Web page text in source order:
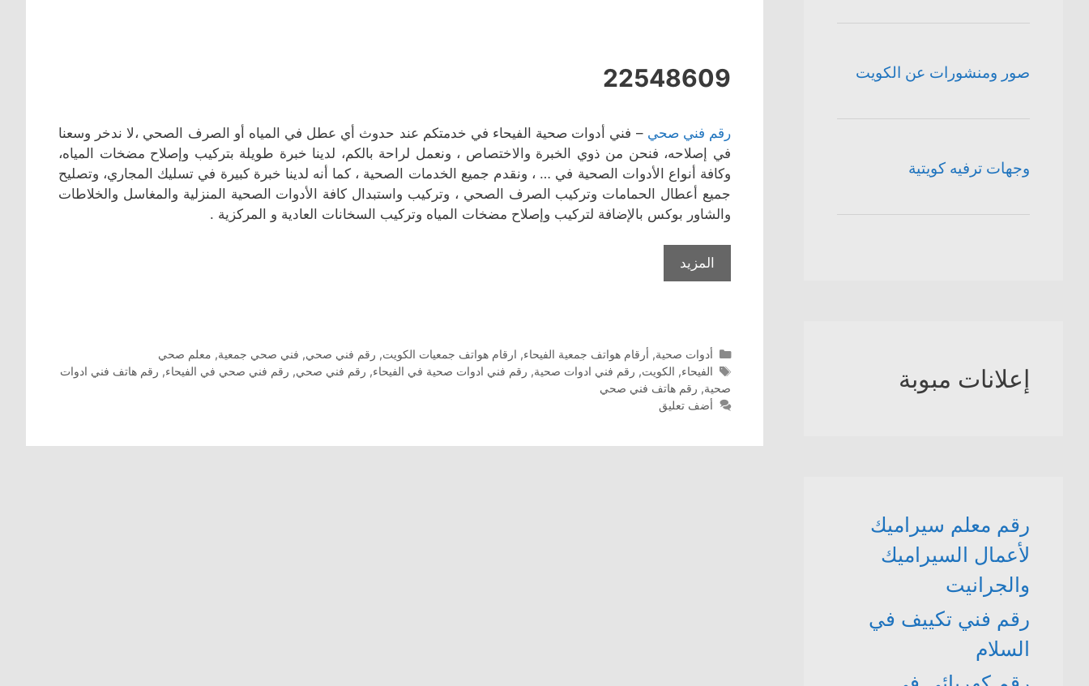
22548609
رقم فني صحي – فني أدوات صحية الفيحاء في خدمتكم عند حدوث أي عطل في المياه أو الصرف الصحي ،لا ندخر وسعنا
في إصلاحه، فنحن من ذوي الخبرة والاختصاص ، ونعمل لراحة بالكم، لدينا خبرة طويلة بتركيب وإصلاح مضخات المياه،
وكافة أنواع الأدوات الصحية في … ، ونقدم جميع الخدمات الصحية ، كما أنه لدينا خبرة كبيرة في تسليك المجاري، وتصليح
جميع أعطال الحمامات وتركيب الصرف الصحي ، وتركيب واستبدال كافة الأدوات الصحية المنزلية والمغاسل والخلاطات
والشاور بوكس بالإضافة لتركيب وإصلاح مضخات المياه وتركيب السخانات العادية و المركزية .
المزيد
التصنيفات
أدوات صحية, أرقام هواتف جمعية الفيحاء, ارقام هواتف جمعيات الكويت, رقم فني صحي, فني صحي جمعية, معلم صحي
الوسوم
الفيحاء, الكويت, رقم فني ادوات صحية, رقم فني ادوات صحية في الفيحاء, رقم فني صحي, رقم فني صحي في الفيحاء, رقم هاتف فني ادوات
صحية, رقم هاتف فني صحي
أضف تعليق
صور ومنشورات عن الكويت
وجهات ترفيه كويتية
إعلانات مبوبة
رقم معلم سيراميك
لأعمال السيراميك
والجرانيت
رقم فني تكييف في
السلام